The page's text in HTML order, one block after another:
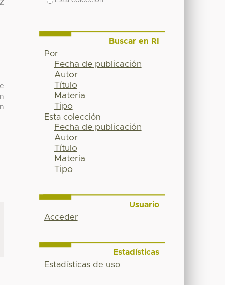
Buscar en RI
Por
Fecha de publicación
Autor
Título
Materia
Tipo
Esta colección
Fecha de publicación
Autor
Título
Materia
Tipo
Usuario
Acceder
Estadísticas
Estadísticas de uso